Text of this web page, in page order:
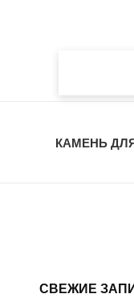
КАМЕНЬ
СВЕЖИЕ